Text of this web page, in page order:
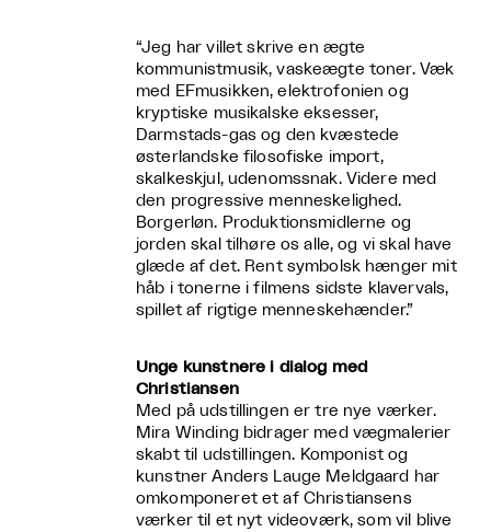
“Jeg har villet skrive en ægte
kommunistmusik, vaskeægte toner. Væk
med EFmusikken, elektrofonien og
kryptiske musikalske eksesser,
Darmstads-gas og den kvæstede
østerlandske filosofiske import,
skalkeskjul, udenomssnak. Videre med
den progressive menneskelighed.
Borgerløn. Produktionsmidlerne og
jorden skal tilhøre os alle, og vi skal have
glæde af det. Rent symbolsk hænger mit
håb i tonerne i filmens sidste klavervals,
spillet af rigtige menneskehænder.”
Unge kunstnere i dialog med
Christiansen
Med på udstillingen er tre nye værker.
Mira Winding bidrager med vægmalerier
skabt til udstillingen. Komponist og
kunstner Anders Lauge Meldgaard har
omkomponeret et af Christiansens
værker til et nyt videoværk, som vil blive